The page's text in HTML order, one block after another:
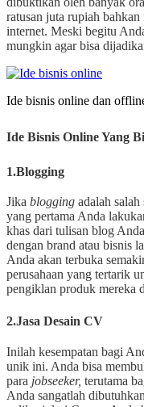
ratusan juta rupiah
internet. Meski begitu
mungkin agar bisa
Ide bisnis online dan
Ide Bisnis Online Yang
1.Blogging
Jika blogging adalah
yang pertama Anda
khas dari tulisan blog
dengan brand atau bisnis
Anda akan terbuka
perusahaan yang tertarik
pengiklan produk mereka
2.Jasa Desain CV
Inilah kesempatan bagi
unik ini. Anda bisa
para jobseeker, terutama
Anda sangatlah